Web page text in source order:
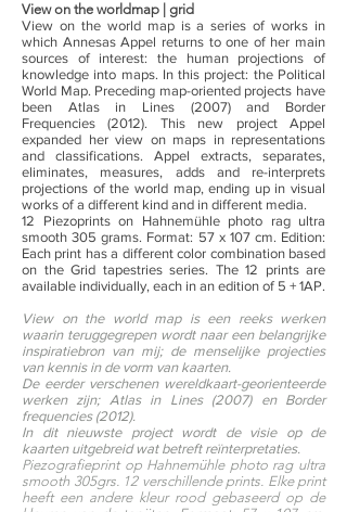
View on the worldmap | grid
View on the world map is a series of works in
which Annesas Appel returns to one of her main
sources of interest: the human projections of
knowledge into maps. In this project: the Political
World Map. Preceding map-oriented projects have
been Atlas in Lines (2007) and Border
Frequencies (2012). This new project Appel
expanded her view on maps in representations
and classifications. Appel extracts, separates,
eliminates, measures, adds and re-interprets
projections of the world map, ending up in visual
works of a different kind and in different media.
12 Piezoprints on Hahnemühle photo rag ultra
smooth 305 grams. Format: 57 x 107 cm. Edition:
Each print has a different color combination based
on the Grid tapestries series. The 12 prints are
available individually, each in an edition of 5 + 1AP.
View on the world map is een reeks werken
waarin teruggegrepen wordt naar een belangrijke
inspiratiebron van mij; de menselijke projecties
van kennis in de vorm van kaarten.
De eerder verschenen wereldkaart-georienteerde
werken zijn; Atlas in Lines (2007) en Border
frequencies (2012).
In dit nieuwste project wordt de visie op de
kaarten uitgebreid wat betreft reïnterpretaties.
Piezografieprint op Hahnemühle photo rag ultra
smooth 305grs. 12 verschillende prints. Elke print
heeft een andere kleur rood gebaseerd op de